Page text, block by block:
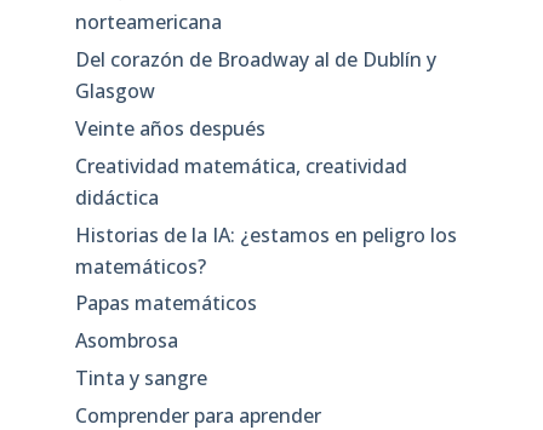
norteamericana
Del corazón de Broadway al de Dublín y
Glasgow
Veinte años después
Creatividad matemática, creatividad
didáctica
Historias de la IA: ¿estamos en peligro los
matemáticos?
Papas matemáticos
Asombrosa
Tinta y sangre
Comprender para aprender